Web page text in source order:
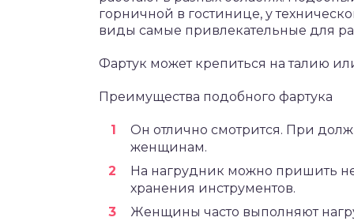
горничной в гостинице, у
виды самые привлекательные для
Фартук может крепиться на талию
Преимущества подобного фартука
Он отлично смотрится. При
женщинам.
На нагрудник можно пришить
хранения инструментов.
Женщины часто выполняют